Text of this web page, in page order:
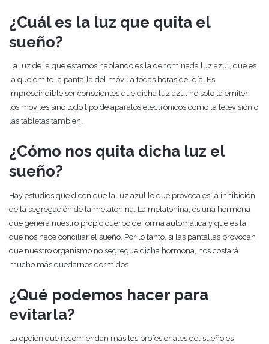
¿Cuál es la luz que quita el
sueño?
La luz de la que estamos hablando es la denominada luz azul, que es
la que emite la pantalla del móvil a todas horas del día. Es
imprescindible ser conscientes que dicha luz azul no solo la emiten
los móviles sino todo tipo de aparatos electrónicos como la televisión o
las tabletas también.
¿Cómo nos quita dicha luz el
sueño?
Hay estudios que dicen que la luz azul lo que provoca es la inhibición
de la segregación de la melatonina. La melatonina, es una hormona
que genera nuestro propio cuerpo de forma automática y que es la
que nos hace conciliar el sueño. Por lo tanto, si las pantallas provocan
que nuestro organismo no segregue dicha hormona, nos costará
mucho más quedarnos dormidos.
¿Qué podemos hacer para
evitarla?
La opción que recomiendan más los profesionales del sueño es